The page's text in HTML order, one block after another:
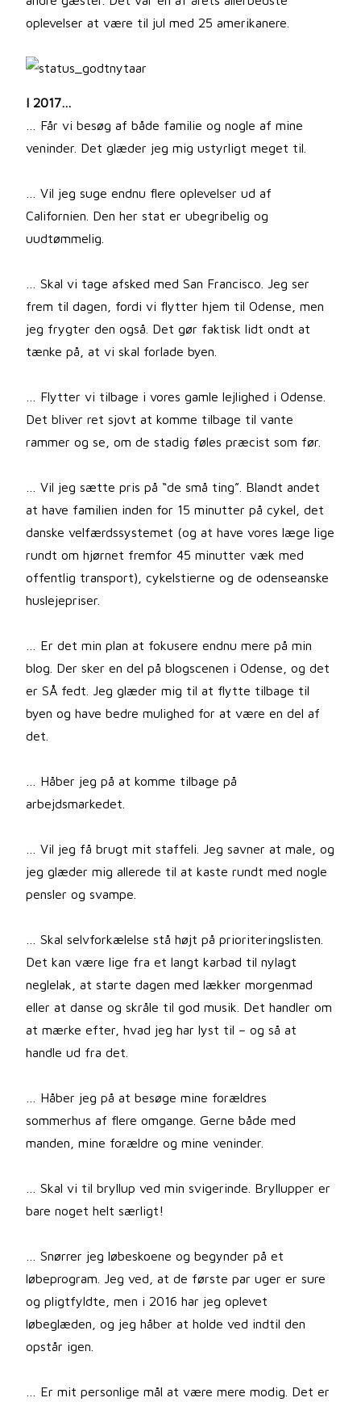
oplevelser at være til jul med 25 amerikanere.
I 2017…
… Får vi besøg af både familie og nogle af mine
veninder. Det glæder jeg mig ustyrligt meget til.
… Vil jeg suge endnu flere oplevelser ud af
Californien. Den her stat er ubegribelig og
uudtømmelig.
… Skal vi tage afsked med San Francisco. Jeg ser
frem til dagen, fordi vi flytter hjem til Odense, men
jeg frygter den også. Det gør faktisk lidt ondt at
tænke på, at vi skal forlade byen.
… Flytter vi tilbage i vores gamle lejlighed i Odense.
Det bliver ret sjovt at komme tilbage til vante
rammer og se, om de stadig føles præcist som før.
… Vil jeg sætte pris på “de små ting”. Blandt andet
at have familien inden for 15 minutter på cykel, det
danske velfærdssystemet (og at have vores læge lige
rundt om hjørnet fremfor 45 minutter væk med
offentlig transport), cykelstierne og de odenseanske
huslejepriser.
… Er det min plan at fokusere endnu mere på min
blog. Der sker en del på blogscenen i Odense, og det
er SÅ fedt. Jeg glæder mig til at flytte tilbage til
byen og have bedre mulighed for at være en del af
det.
… Håber jeg på at komme tilbage på
arbejdsmarkedet.
… Vil jeg få brugt mit staffeli. Jeg savner at male, og
jeg glæder mig allerede til at kaste rundt med nogle
pensler og svampe.
… Skal selvforkælelse stå højt på prioriteringslisten.
Det kan være lige fra et langt karbad til nylagt
neglelak, at starte dagen med lækker morgenmad
eller at danse og skråle til god musik. Det handler om
at mærke efter, hvad jeg har lyst til – og så at
handle ud fra det.
… Håber jeg på at besøge mine forældres
sommerhus af flere omgange. Gerne både med
manden, mine forældre og mine veninder.
… Skal vi til bryllup ved min svigerinde. Bryllupper er
bare noget helt særligt!
… Snørrer jeg løbeskoene og begynder på et
løbeprogram. Jeg ved, at de første par uger er sure
og pligtfyldte, men i 2016 har jeg oplevet
løbeglæden, og jeg håber at holde ved indtil den
opstår igen.
… Er mit personlige mål at være mere modig. Det er